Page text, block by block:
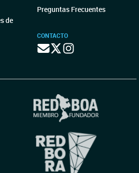
de
Preguntas Frecuentes
CONTACTO